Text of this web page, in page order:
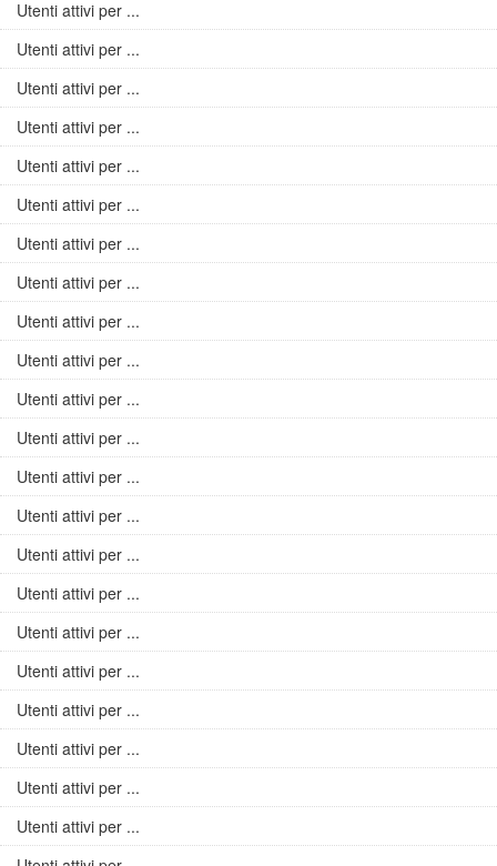
Utenti attivi per ...
Utenti attivi per ...
Utenti attivi per ...
Utenti attivi per ...
Utenti attivi per ...
Utenti attivi per ...
Utenti attivi per ...
Utenti attivi per ...
Utenti attivi per ...
Utenti attivi per ...
Utenti attivi per ...
Utenti attivi per ...
Utenti attivi per ...
Utenti attivi per ...
Utenti attivi per ...
Utenti attivi per ...
Utenti attivi per ...
Utenti attivi per ...
Utenti attivi per ...
Utenti attivi per ...
Utenti attivi per ...
Utenti attivi per ...